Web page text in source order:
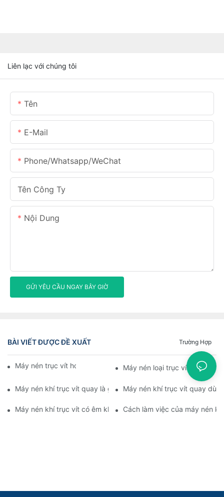
Liên lạc với chúng tôi
Tên
E-Mail
Phone/Whatsapp/WeChat
Tên Công Ty
Nội Dung
GỬI YÊU CẦU NGAY BÂY GIỜ
BÀI VIẾT ĐƯỢC ĐỀ XUẤT Trường Hợp
Máy nén trục vít hoạt động như thế nàoMáy nén loại trục vít hoạt
Máy nén khí trục vít quay là gì Máy nén khí trục vít quay
Máy nén khí trục vít có êm khôngCách làm việc của máy nén